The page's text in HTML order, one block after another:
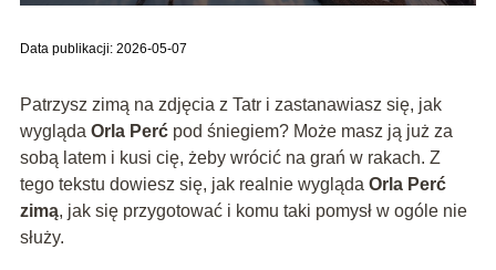
Data publikacji: 2026-05-07
Patrzysz zimą na zdjęcia z Tatr i zastanawiasz się, jak
wygląda Orla Perćpod śniegiem? Może masz ją już za
sobą latem i kusi cię, żeby wrócić na grań w rakach. Z
tego tekstu dowiesz się, jak realnie wygląda Orla Perć
zimą, jak się przygotować i komu taki pomysł w ogóle nie
służy.